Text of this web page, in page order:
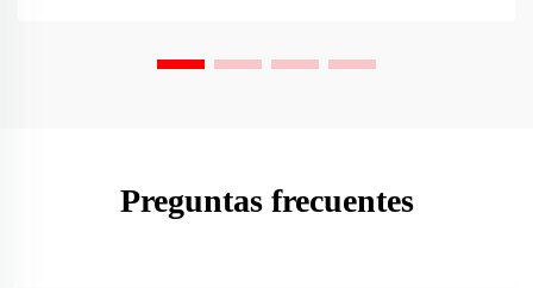
Preguntas frecuentes